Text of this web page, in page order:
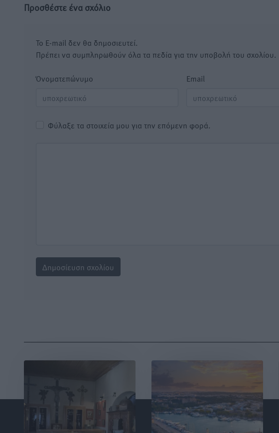
Προσθέστε ένα σχόλιο
Το E-mail δεν θα δημοσιευτεί.
Πρέπει να συμπληρωθούν όλα τα πεδία για την υποβολή του σχολίου.
Όνοματεπώνυμο Email
Φύλαξε τα στοιχεία μου για την επόμενη φορά.